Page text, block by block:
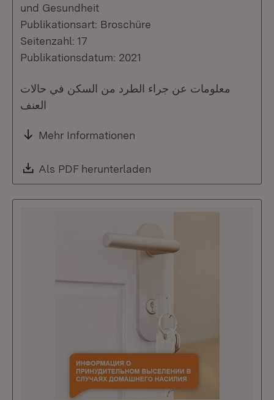
und Gesundheit
Publikationsart: Broschüre
Seitenzahl: 17
Publikationsdatum: 2021
معلومات عن جراء الطرد من السكن في حالات
العنف
Mehr Informationen
Download:
Als PDF herunterladen